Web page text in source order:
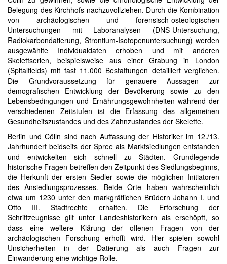
Belegung des Kirchhofs nachzuvollziehen. Durch die Kombination
von archäologischen und forensisch-osteologischen
Untersuchungen mit Laboranalysen (DNS-Untersuchung,
Radiokarbondatierung, Strontium-Isotopenuntersuchung) werden
ausgewählte Individualdaten erhoben und mit anderen
Skelettserien, beispielsweise aus einer Grabung in London
(Spitalfields) mit fast 11.000 Bestattungen detailliert verglichen.
Die Grundvoraussetzung für genauere Aussagen zur
demografischen Entwicklung der Bevölkerung sowie zu den
Lebensbedingungen und Ernährungsgewohnheiten während der
verschiedenen Zeitstufen ist die Erfassung des allgemeinen
Gesundheitszustandes und des Zahnzustandes der Skelette.
Berlin und Cölln sind nach Auffassung der Historiker im 12./13.
Jahrhundert beidseits der Spree als Marktsiedlungen entstanden
und entwickelten sich schnell zu Städten. Grundlegende
historische Fragen betreffen den Zeitpunkt des Siedlungsbeginns,
die Herkunft der ersten Siedler sowie die möglichen Initiatoren
des Ansiedlungsprozesses. Beide Orte haben wahrscheinlich
etwa um 1230 unter den markgräflichen Brüdern Johann I. und
Otto III. Stadtrechte erhalten. Die Erforschung der
Schriftzeugnisse gilt unter Landeshistorikern als erschöpft, so
dass eine weitere Klärung der offenen Fragen von der
archäologischen Forschung erhofft wird. Hier spielen sowohl
Unsicherheiten in der Datierung als auch Fragen zur
Einwanderung eine wichtige Rolle.